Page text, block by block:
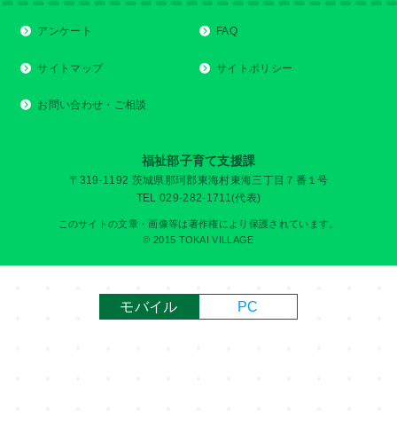
アンケート FAQ
サイトマップ サイトポリシー
お問い合わせ・ご相談
福祉部子育て支援課
〒319-1192 茨城県那珂郡東海村東海三丁目７番１号
TEL 029-282-1711(代表)
このサイトの文章・画像等は著作権により保護されています。
© 2015 TOKAI VILLAGE
モバイル PC